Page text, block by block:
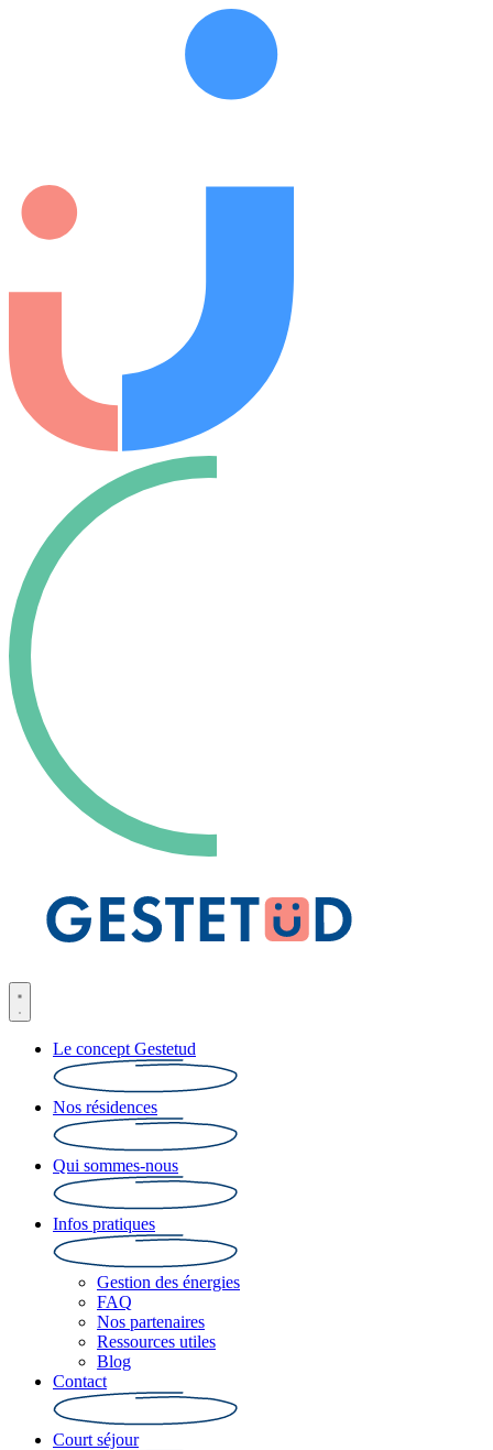
Le concept Gestetud
Nos résidences
Qui sommes-nous
Infos pratiques
Gestion des énergies
FAQ
Nos partenaires
Ressources utiles
Blog
Contact
Court séjour